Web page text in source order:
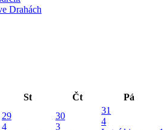
Drahách
St Čt Pá
29
4
30
3
31
4